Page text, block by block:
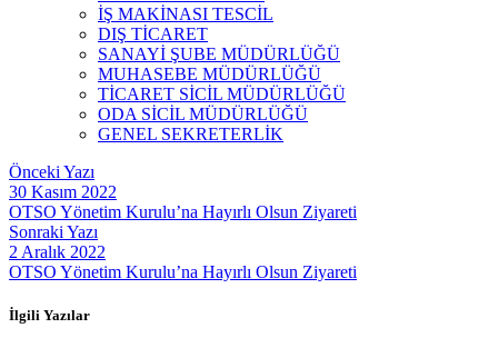
İŞ MAKİNASI TESCİL
DIŞ TİCARET
SANAYİ ŞUBE MÜDÜRLÜĞÜ
MUHASEBE MÜDÜRLÜĞÜ
TİCARET SİCİL MÜDÜRLÜĞÜ
ODA SİCİL MÜDÜRLÜĞÜ
GENEL SEKRETERLİK
Önceki Yazı
30 Kasım 2022
OTSO Yönetim Kurulu’na Hayırlı Olsun Ziyareti
Sonraki Yazı
2 Aralık 2022
OTSO Yönetim Kurulu’na Hayırlı Olsun Ziyareti
İlgili Yazılar